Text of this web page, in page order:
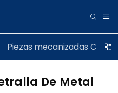
Piezas mecanizadas CNC
De Metal